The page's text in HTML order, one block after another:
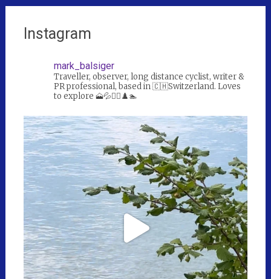
Instagram
mark_balsiger
Traveller, observer, long distance cyclist, writer &
PR professional, based in 🇨🇭Switzerland. Loves
to explore 🗻💦🚴‍♀️♟️🏊